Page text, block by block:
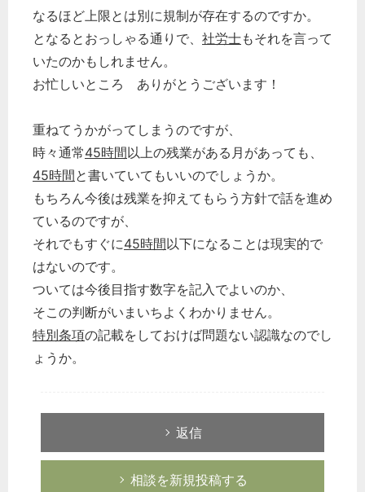
なるほど上限とは別に規制が存在するのですか。
となるとおっしゃる通りで、 社労士もそれを言って
いたのかもしれません。
お忙しいところ ありがとうございます！
重ねてうかがってしまうのですが、
時々通常45時間以上の残業がある月があっても、
45時間と書いていてもいいのでしょうか。
もちろん今後は残業を抑えてもらう方針で話を進め
ているのですが、
それでもすぐに45時間以下になることは現実的で
はないのです。
ついては今後目指す数字を記入でよいのか、
そこの判断がいまいちよくわかりません。
特別条項の記載をしておけば問題ない認識なのでし
ょうか。
返信
相談を新規投稿する